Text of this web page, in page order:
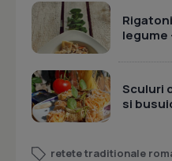
legume
Sculuri
si
retete traditionale